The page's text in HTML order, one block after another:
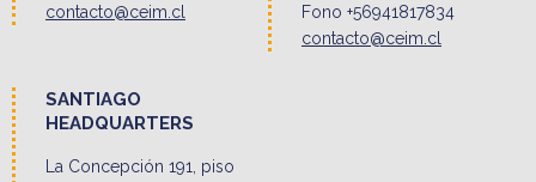
contacto@ceim.cl
Fono +56941817834
contacto@ceim.cl
SANTIAGO
HEADQUARTERS
La Concepción 191, piso